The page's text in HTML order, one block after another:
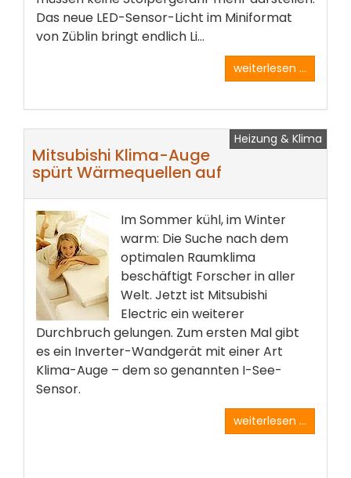
Das neue LED-Sensor-Licht im Miniformat
von Züblin bringt endlich Li...
weiterlesen ...
Heizung & Klima
Mitsubishi Klima-Auge
spürt Wärmequellen auf
Im Sommer kühl, im Winter
warm: Die Suche nach dem
optimalen Raumklima
beschäftigt Forscher in aller
Welt. Jetzt ist Mitsubishi
Electric ein weiterer
Durchbruch gelungen. Zum ersten Mal gibt
es ein Inverter-Wandgerät mit einer Art
Klima-Auge – dem so genannten I-See-
Sensor.
weiterlesen ...